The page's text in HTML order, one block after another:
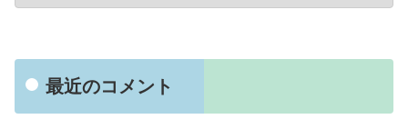
最近のコメント